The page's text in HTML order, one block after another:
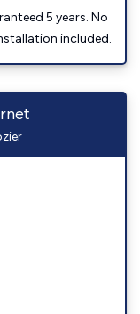
5 years. No
included.